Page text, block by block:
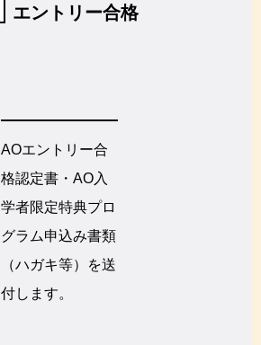
エントリー合格
AOエントリー合
格認定書・AO入
学者限定特典プロ
グラム申込み書類
（ハガキ等）を送
付します。